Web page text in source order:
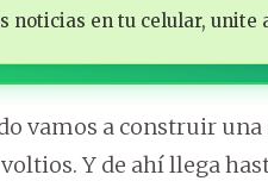
noticias en tu celular, unite
vamos a construir
Y de ahí llega